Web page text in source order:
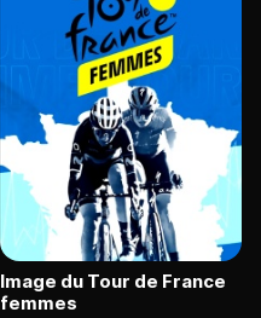
Image du Tour de France
femmes